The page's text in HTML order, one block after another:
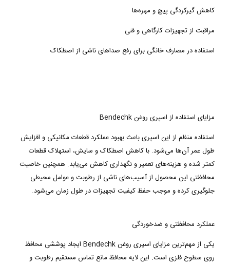
کاهش گیرکردگی پیچ و مهره‌ها
مراقبت از تجهیزات کارگاهی و فنی
استفاده در مصارف خانگی برای رفع صداهای ناشی از اصطکاک
مزایای استفاده از اسپری روغن Bendechk
استفاده منظم از این اسپری باعث بهبود عملکرد قطعات مکانیکی و افزایش
طول عمر آن‌ها می‌شود. با کاهش اصطکاک و سایش، استهلاک قطعات
کمتر شده و هزینه‌های تعمیر و نگهداری کاهش می‌یابد. همچنین خاصیت
محافظتی این محصول از آسیب‌های ناشی از رطوبت و عوامل محیطی
جلوگیری کرده و موجب حفظ کیفیت تجهیزات در طول زمان می‌شود.
عملکرد محافظتی و ضدخوردگی
یکی از مهم‌ترین مزایای اسپری روغن Bendechk ایجاد پوششی محافظ
روی سطوح فلزی است. این لایه محافظ مانع تماس مستقیم رطوبت و